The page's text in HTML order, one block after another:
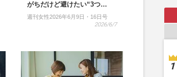
がちだけど避けたい“3つ…
週刊女性2026年6月9日・16日号
2026/6/7